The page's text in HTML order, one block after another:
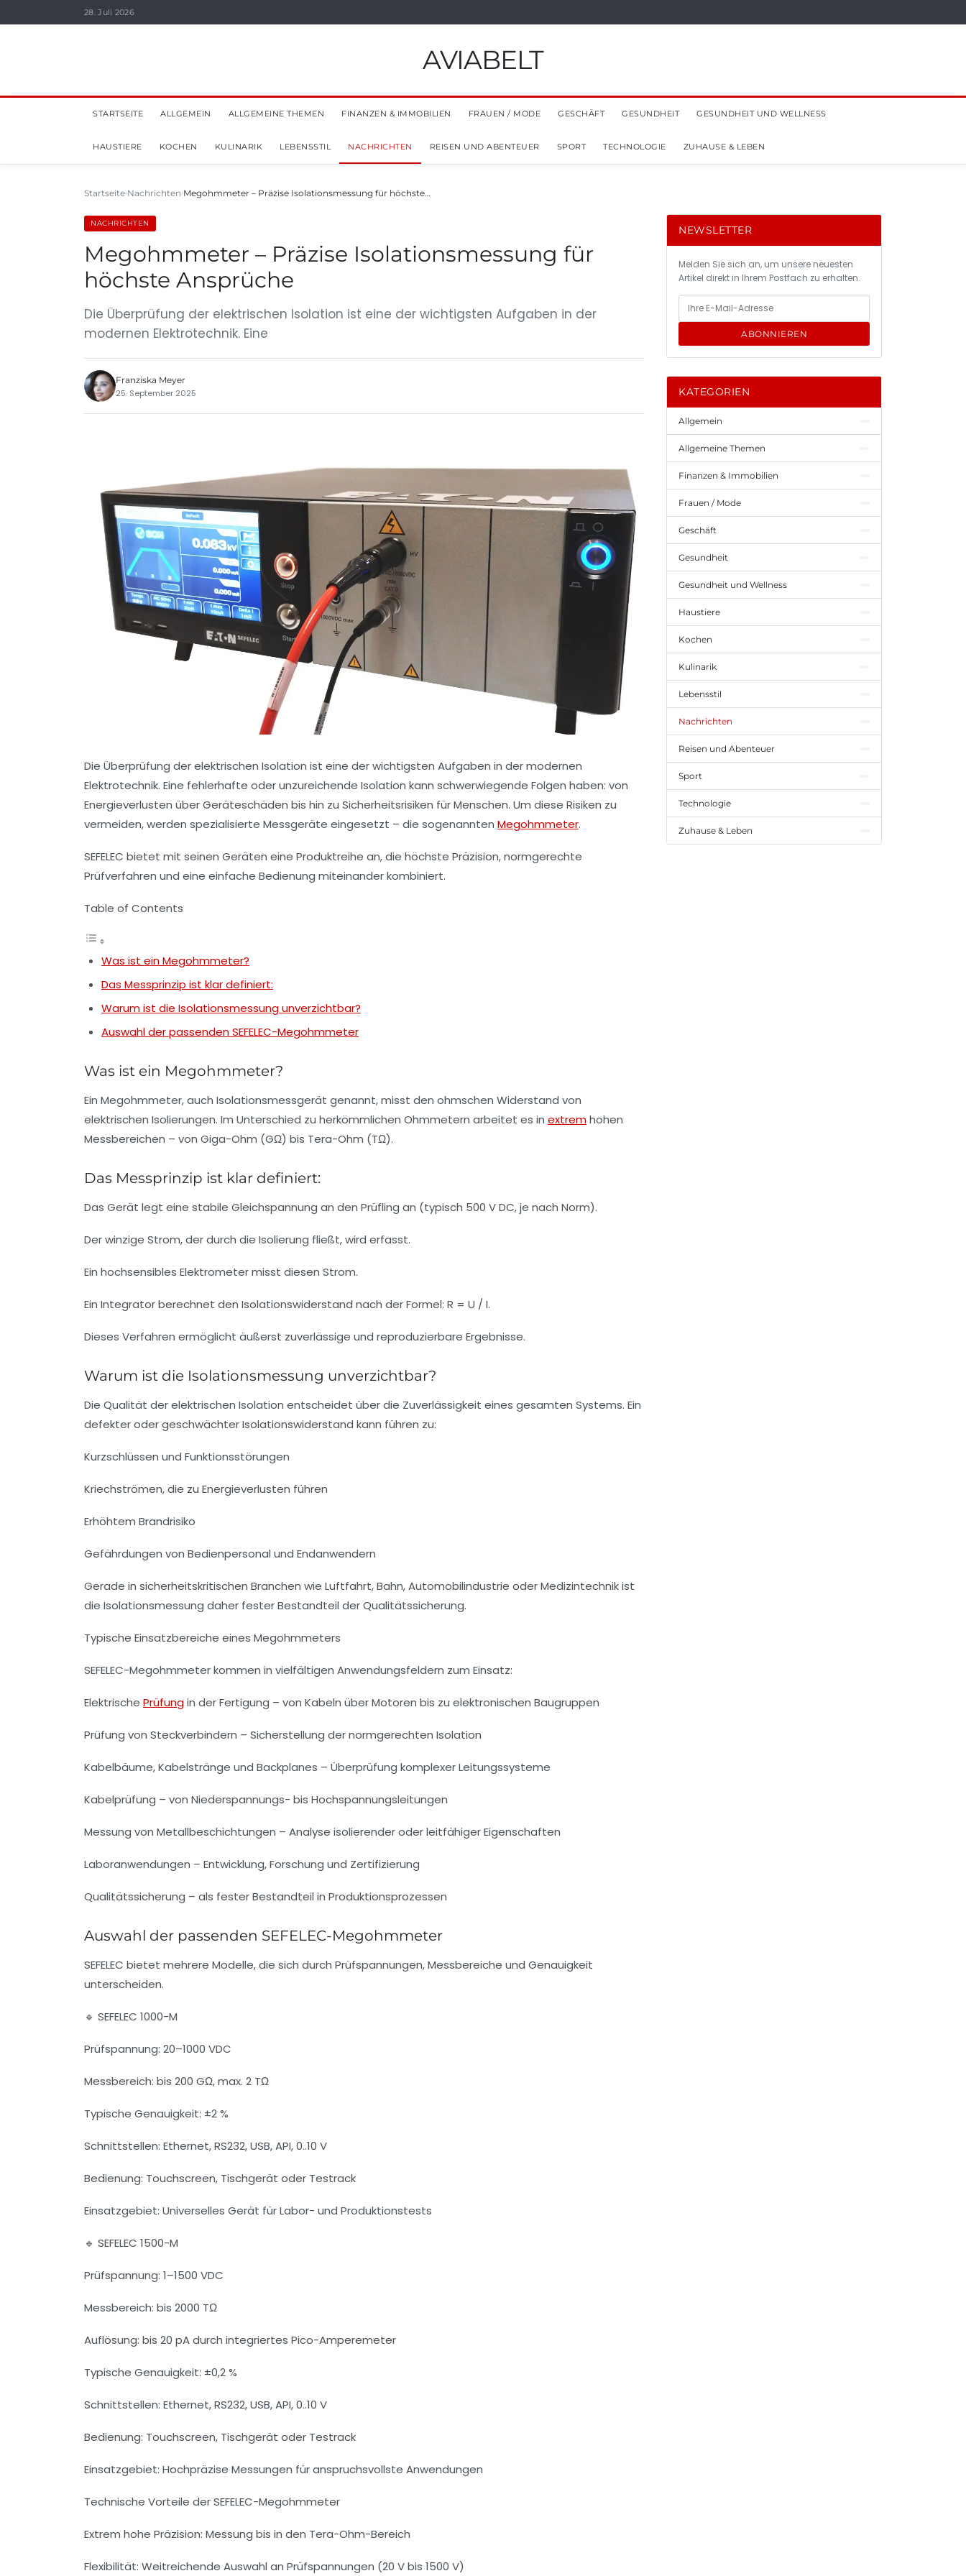
28. Juli 2026
AVIABELT
STARTSEITE ALLGEMEIN ALLGEMEINE THEMEN FINANZEN & IMMOBILIEN FRAUEN / MODE GESCHÄFT GESUNDHEIT GESUNDHEIT UND WELLNESS
HAUSTIERE KOCHEN KULINARIK LEBENSSTIL NACHRICHTEN REISEN UND ABENTEUER SPORT TECHNOLOGIE ZUHAUSE & LEBEN
Startseite Nachrichten Megohmmeter – Präzise Isolationsmessung für höchste…
NACHRICHTEN
Megohmmeter – Präzise Isolationsmessung für
höchste Ansprüche
Die Überprüfung der elektrischen Isolation ist eine der wichtigsten Aufgaben in der
modernen Elektrotechnik. Eine
Franziska Meyer
25. September 2025
Die Überprüfung der elektrischen Isolation ist eine der wichtigsten Aufgaben in der modernen
Elektrotechnik. Eine fehlerhafte oder unzureichende Isolation kann schwerwiegende Folgen haben: von
Energieverlusten über Geräteschäden bis hin zu Sicherheitsrisiken für Menschen. Um diese Risiken zu
vermeiden, werden spezialisierte Messgeräte eingesetzt – die sogenannten Megohmmeter.
SEFELEC bietet mit seinen Geräten eine Produktreihe an, die höchste Präzision, normgerechte
Prüfverfahren und eine einfache Bedienung miteinander kombiniert.
Table of Contents
Was ist ein Megohmmeter?
Das Messprinzip ist klar definiert:
Warum ist die Isolationsmessung unverzichtbar?
Auswahl der passenden SEFELEC-Megohmmeter
Was ist ein Megohmmeter?
Ein Megohmmeter, auch Isolationsmessgerät genannt, misst den ohmschen Widerstand von
elektrischen Isolierungen. Im Unterschied zu herkömmlichen Ohmmetern arbeitet es in extremhohen
Messbereichen – von Giga-Ohm (GΩ) bis Tera-Ohm (TΩ).
Das Messprinzip ist klar definiert:
Das Gerät legt eine stabile Gleichspannung an den Prüfling an (typisch 500 V DC, je nach Norm).
Der winzige Strom, der durch die Isolierung fließt, wird erfasst.
Ein hochsensibles Elektrometer misst diesen Strom.
Ein Integrator berechnet den Isolationswiderstand nach der Formel: R = U / I.
Dieses Verfahren ermöglicht äußerst zuverlässige und reproduzierbare Ergebnisse.
Warum ist die Isolationsmessung unverzichtbar?
Die Qualität der elektrischen Isolation entscheidet über die Zuverlässigkeit eines gesamten Systems. Ein
defekter oder geschwächter Isolationswiderstand kann führen zu:
Kurzschlüssen und Funktionsstörungen
Kriechströmen, die zu Energieverlusten führen
Erhöhtem Brandrisiko
Gefährdungen von Bedienpersonal und Endanwendern
Gerade in sicherheitskritischen Branchen wie Luftfahrt, Bahn, Automobilindustrie oder Medizintechnik ist
die Isolationsmessung daher fester Bestandteil der Qualitätssicherung.
Typische Einsatzbereiche eines Megohmmeters
SEFELEC-Megohmmeter kommen in vielfältigen Anwendungsfeldern zum Einsatz:
Elektrische Prüfungin der Fertigung – von Kabeln über Motoren bis zu elektronischen Baugruppen
Prüfung von Steckverbindern – Sicherstellung der normgerechten Isolation
Kabelbäume, Kabelstränge und Backplanes – Überprüfung komplexer Leitungssysteme
Kabelprüfung – von Niederspannungs- bis Hochspannungsleitungen
Messung von Metallbeschichtungen – Analyse isolierender oder leitfähiger Eigenschaften
Laboranwendungen – Entwicklung, Forschung und Zertifizierung
Qualitätssicherung – als fester Bestandteil in Produktionsprozessen
Auswahl der passenden SEFELEC-Megohmmeter
SEFELEC bietet mehrere Modelle, die sich durch Prüfspannungen, Messbereiche und Genauigkeit
unterscheiden.
🔹 SEFELEC 1000-M
Prüfspannung: 20–1000 VDC
Messbereich: bis 200 GΩ, max. 2 TΩ
Typische Genauigkeit: ±2 %
Schnittstellen: Ethernet, RS232, USB, API, 0..10 V
Bedienung: Touchscreen, Tischgerät oder Testrack
Einsatzgebiet: Universelles Gerät für Labor- und Produktionstests
🔹 SEFELEC 1500-M
Prüfspannung: 1–1500 VDC
Messbereich: bis 2000 TΩ
Auflösung: bis 20 pA durch integriertes Pico-Amperemeter
Typische Genauigkeit: ±0,2 %
Schnittstellen: Ethernet, RS232, USB, API, 0..10 V
Bedienung: Touchscreen, Tischgerät oder Testrack
Einsatzgebiet: Hochpräzise Messungen für anspruchsvollste Anwendungen
Technische Vorteile der SEFELEC-Megohmmeter
Extrem hohe Präzision: Messung bis in den Tera-Ohm-Bereich
Flexibilität: Weitreichende Auswahl an Prüfspannungen (20 V bis 1500 V)
NEWSLETTER
Melden Sie sich an, um unsere neuesten
Artikel direkt in Ihrem Postfach zu erhalten.
ABONNIEREN
KATEGORIEN
Allgemein
Allgemeine Themen
Finanzen & Immobilien
Frauen / Mode
Geschäft
Gesundheit
Gesundheit und Wellness
Haustiere
Kochen
Kulinarik
Lebensstil
Nachrichten
Reisen und Abenteuer
Sport
Technologie
Zuhause & Leben